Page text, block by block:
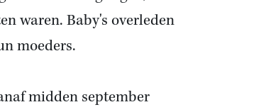
waren. Baby's overleden
moeders.
midden september